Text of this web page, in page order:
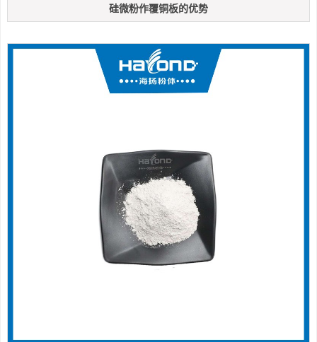
硅微粉作覆铜板的优势